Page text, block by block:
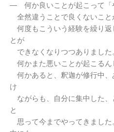
― 何か良いことが起こって「
全然違うことで良くないこと
何度もこういう経験を繰り返
とが
できなくなりつつありました
何かまた悪いことが起こるん
何かあると、釈迦が修行中
け
ながらも、自分に集中した、
と
思って今までやってきまし